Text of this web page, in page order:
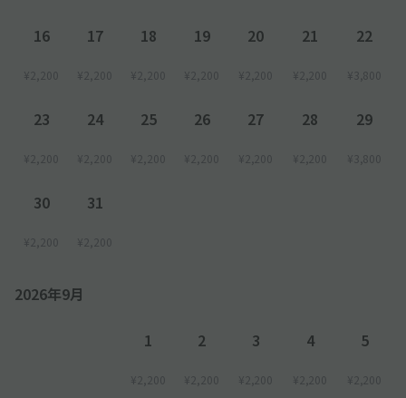
16
¥2,200
17
¥2,200
18
¥2,200
19
¥2,200
20
¥2,200
21
¥2,200
22
¥3,800
23
¥2,200
24
¥2,200
25
¥2,200
26
¥2,200
27
¥2,200
28
¥2,200
29
¥3,800
30
¥2,200
31
¥2,200
2026年9月
1
¥2,200
2
¥2,200
3
¥2,200
4
¥2,200
5
¥2,200